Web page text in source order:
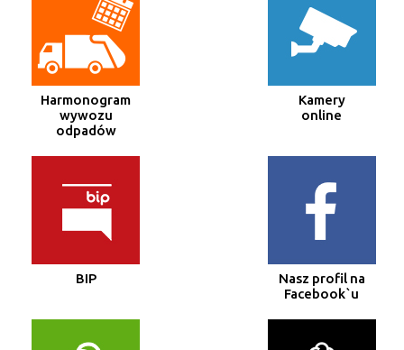
Harmonogram
wywozu
odpadów
Kamery
online
BIP
Nasz profil na
Facebook`u